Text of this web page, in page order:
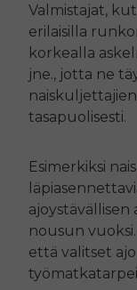
Valmistajat,
erilaisilla
korkealla
jne., jotta ne
tasapuolisesti.
Esimerkiksi
ajoystävällisen
nousun vuoksi.
että valitset